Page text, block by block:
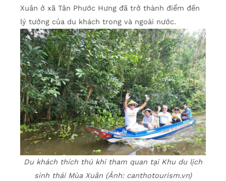
Xuân ở xã Tân Phước Hưng đã trở thành điểm đến
lý tưởng của du khách trong và ngoài nước.
Du khách thích thú khi tham quan tại Khu du lịch
sinh thái Mùa Xuân (Ảnh: canthotourism.vn)